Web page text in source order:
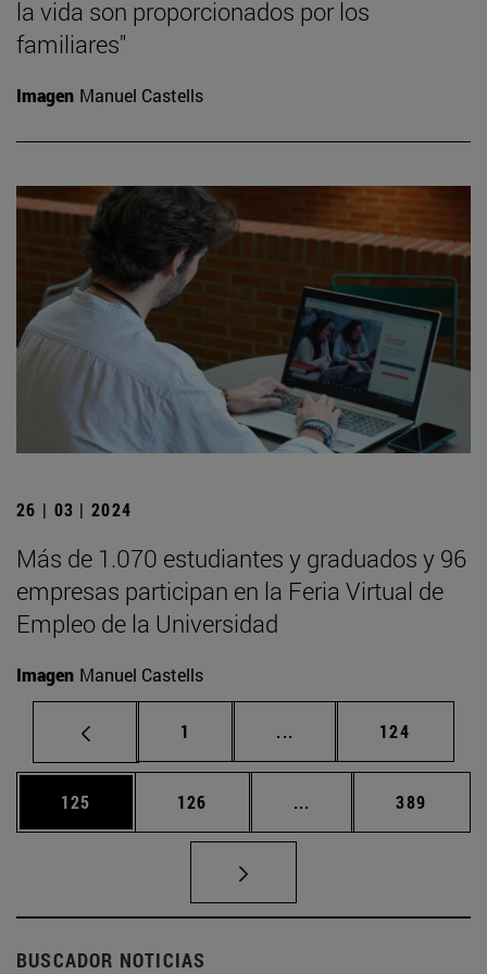
la vida son proporcionados por los
familiares"
Imagen Manuel Castells
26 | 03 | 2024
Más de 1.070 estudiantes y graduados y 96
empresas participan en la Feria Virtual de
Empleo de la Universidad
Imagen Manuel Castells
Página
1 ... Páginas intermedias
Página
124
Página
125 Página
126 ... Páginas intermedias
Página
389
BUSCADOR NOTICIAS